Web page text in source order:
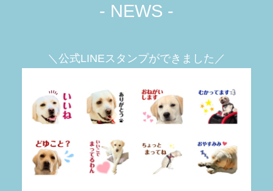
- NEWS -
＼公式LINEスタンプができました／